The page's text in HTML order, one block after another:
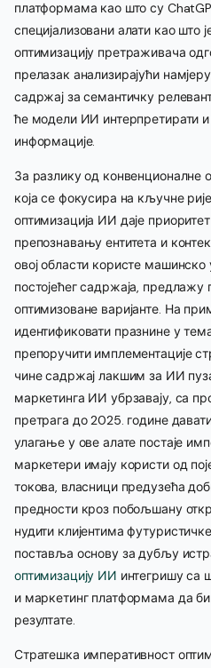
платформама као што су
специјализовани алати као што
оптимизацију претраживача
прелазак анализирајући
садржај за семантичку
ће модели ИИ интерпретирати и
информације.
За разлику од конвенционалне
која се фокусира на кључне
оптимизација ИИ даје
препознавању ентитета и
овој области користе машинско
постојећег садржаја,
оптимизоване варијанте. На
идентификовати празнине у
препоручити имплементације
чине садржај лакшим за ИИ
маркетинга ИИ убрзавају, са
претрага до 2025. године
улагање у ове алате постаје
маркетери имају користи од
токова, власници предузећа
предности кроз побољшану
нудити клијентима
поставља основу за дубљу
оптимизацију ИИ интегришу са
и маркетинг платформама да
резултате.
Стратешка императивност